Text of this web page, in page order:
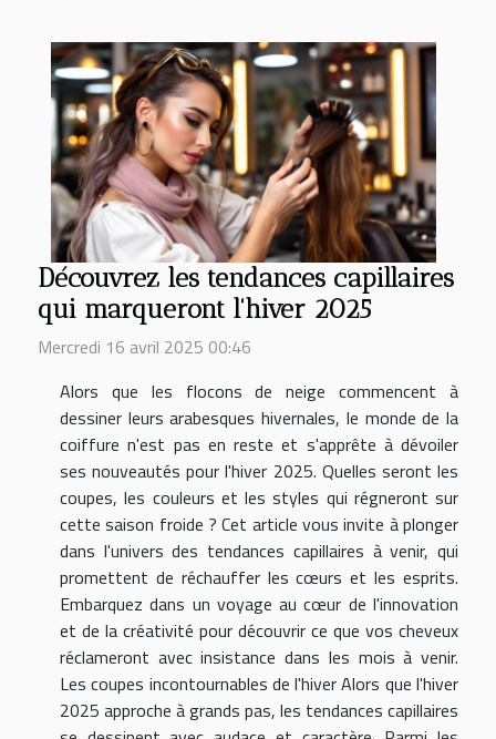
Découvrez les tendances capillaires
qui marqueront l'hiver 2025
Mercredi 16 avril 2025 00:46
Alors que les flocons de neige commencent à
dessiner leurs arabesques hivernales, le monde de la
coiffure n'est pas en reste et s'apprête à dévoiler
ses nouveautés pour l'hiver 2025. Quelles seront les
coupes, les couleurs et les styles qui régneront sur
cette saison froide ? Cet article vous invite à plonger
dans l'univers des tendances capillaires à venir, qui
promettent de réchauffer les cœurs et les esprits.
Embarquez dans un voyage au cœur de l'innovation
et de la créativité pour découvrir ce que vos cheveux
réclameront avec insistance dans les mois à venir.
Les coupes incontournables de l'hiver Alors que l'hiver
2025 approche à grands pas, les tendances capillaires